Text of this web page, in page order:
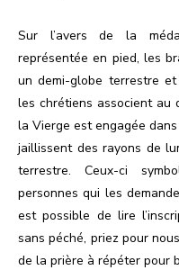
Sur l’avers de la
représentée en pied, les
un demi-globe terrestre
les chrétiens associent au
la Vierge est engagée
jaillissent des rayons de
terrestre. Ceux-ci
personnes qui les
est possible de lire
sans péché, priez pour
de la prière à répéter pour